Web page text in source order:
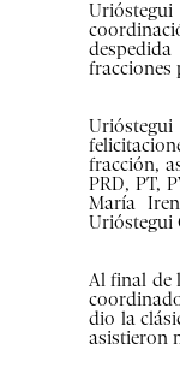
fracciones
fracción,
PRD, PT,
María
Urióstegui
Al final de
dio la
asistieron